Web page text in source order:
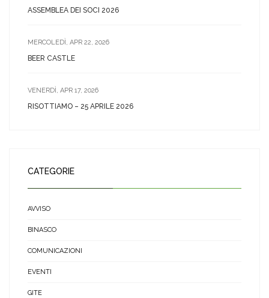
ASSEMBLEA DEI SOCI 2026
MERCOLEDÌ, APR 22, 2026
BEER CASTLE
VENERDÌ, APR 17, 2026
RISOTTIAMO – 25 APRILE 2026
CATEGORIE
AVVISO
BINASCO
COMUNICAZIONI
EVENTI
GITE